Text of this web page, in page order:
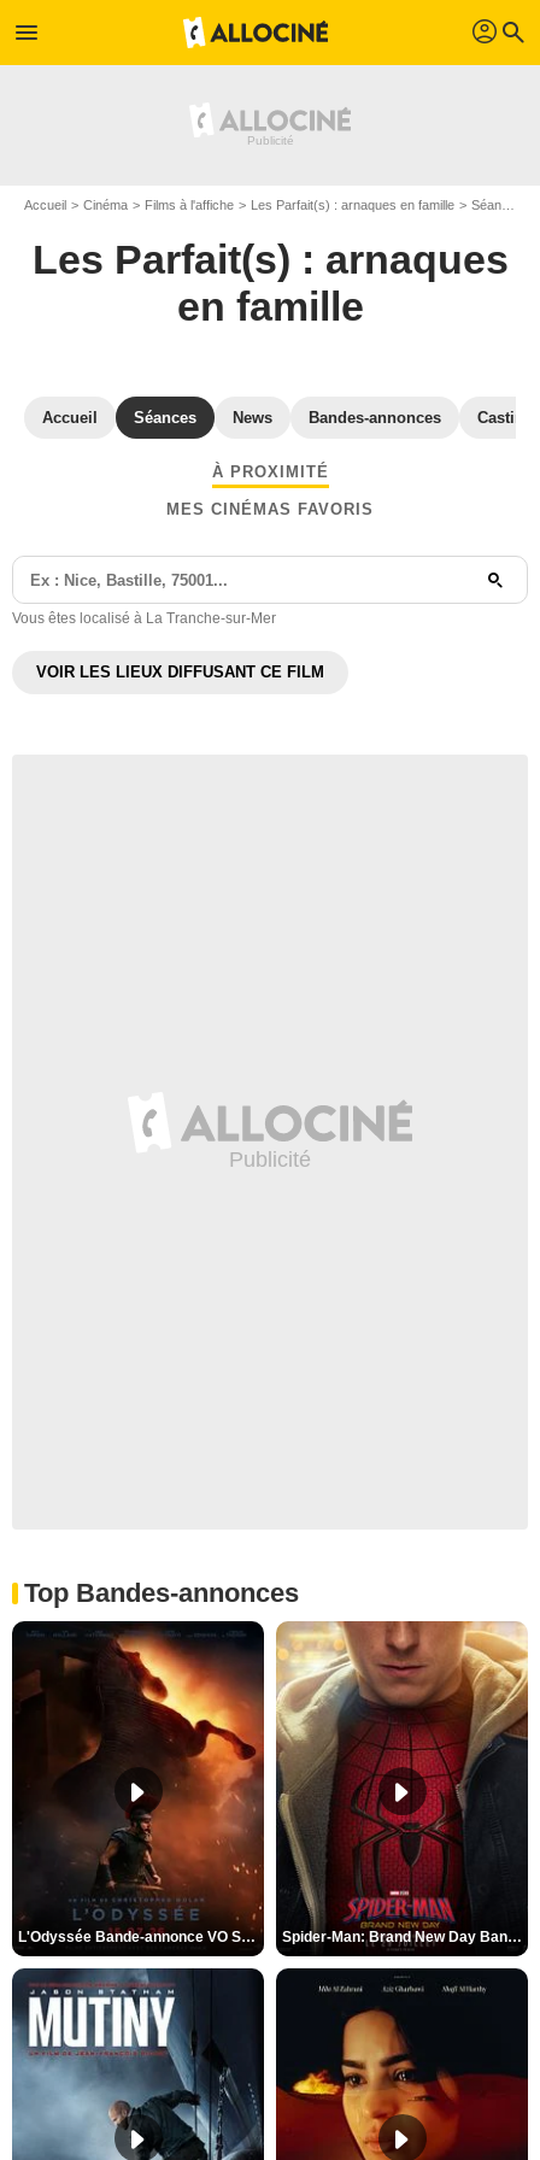
menu profil search
Accueil Cinéma Films à l'affiche Les Parfait(s) : arnaques en famille Séances "Les Parfait(s) : arnaques en famille" Vendée
Les Parfait(s) : arnaques
en famille
Accueil Séances News Bandes-annonces Casting
À PROXIMITÉ
MES CINÉMAS FAVORIS
Vous êtes localisé à La Tranche-sur-Mer
VOIR LES LIEUX DIFFUSANT CE FILM
Top Bandes-annonces
L'Odyssée Bande-annonce VO STFR Spider-Man: Brand New Day Bande-annonce VO STFR